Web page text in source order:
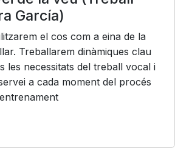
García)
el cos com a eina de la
Treballarem dinàmiques clau
les necessitats del treball vocal i
a cada moment del procés